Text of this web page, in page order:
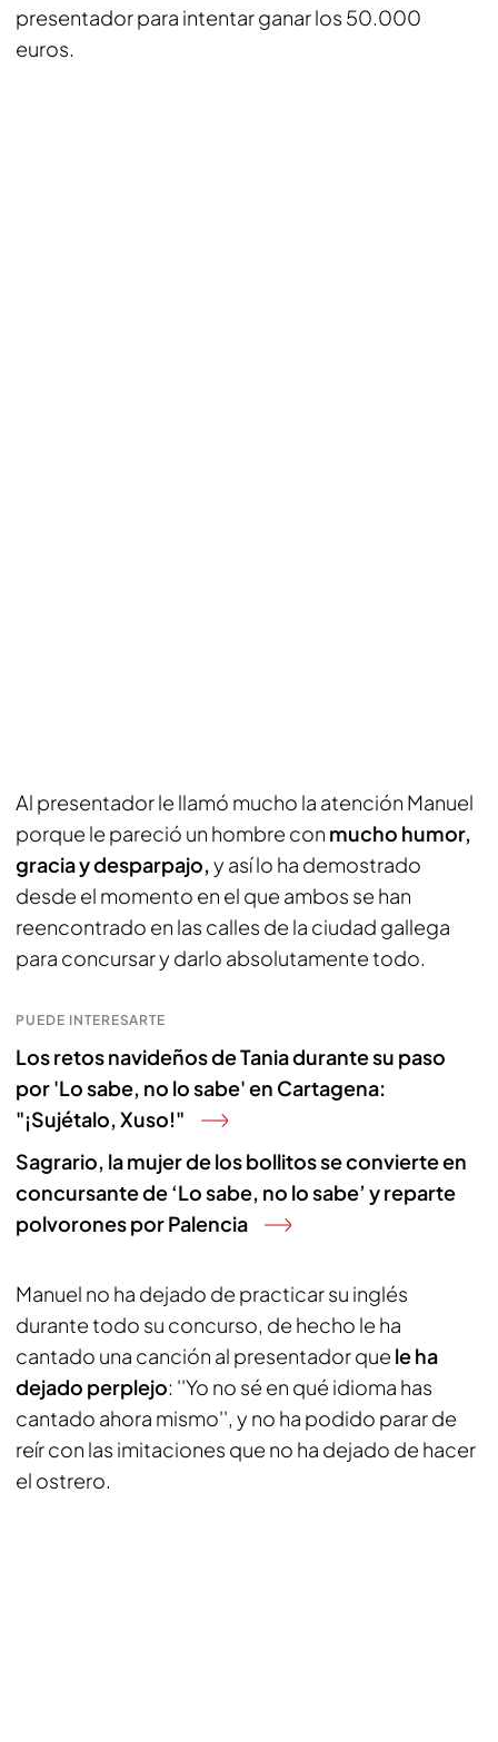
presentador para intentar ganar los 50.000
euros.
Al presentador le llamó mucho la atención Manuel
porque le pareció un hombre con mucho humor,
gracia y desparpajo,y así lo ha demostrado
desde el momento en el que ambos se han
reencontrado en las calles de la ciudad gallega
para concursar y darlo absolutamente todo.
PUEDE INTERESARTE
Los retos navideños de Tania durante su paso
por 'Lo sabe, no lo sabe' en Cartagena:
"¡Sujétalo, Xuso!"
Sagrario, la mujer de los bollitos se convierte en
concursante de ‘Lo sabe, no lo sabe’ y reparte
polvorones por Palencia
Manuel no ha dejado de practicar su inglés
durante todo su concurso, de hecho le ha
cantado una canción al presentador que le ha
dejado perplejo: ''Yo no sé en qué idioma has
cantado ahora mismo'', y no ha podido parar de
reír con las imitaciones que no ha dejado de hacer
el ostrero.